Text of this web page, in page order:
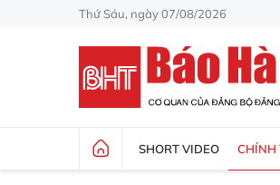
Thứ Sáu, ngày 07/08/2026
SHORT VIDEO CHÍNH